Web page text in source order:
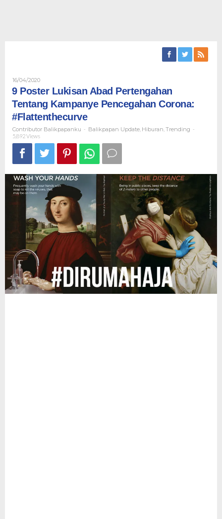
16/04/2020Oleh
Contributor
Balikpapanku
9 Poster Lukisan Abad Pertengahan
Tentang Kampanye Pencegahan Corona:
#Flattenthecurve
Contributor Balikpapanku - Balikpapan Update Hiburan Trending -
5,892 Views